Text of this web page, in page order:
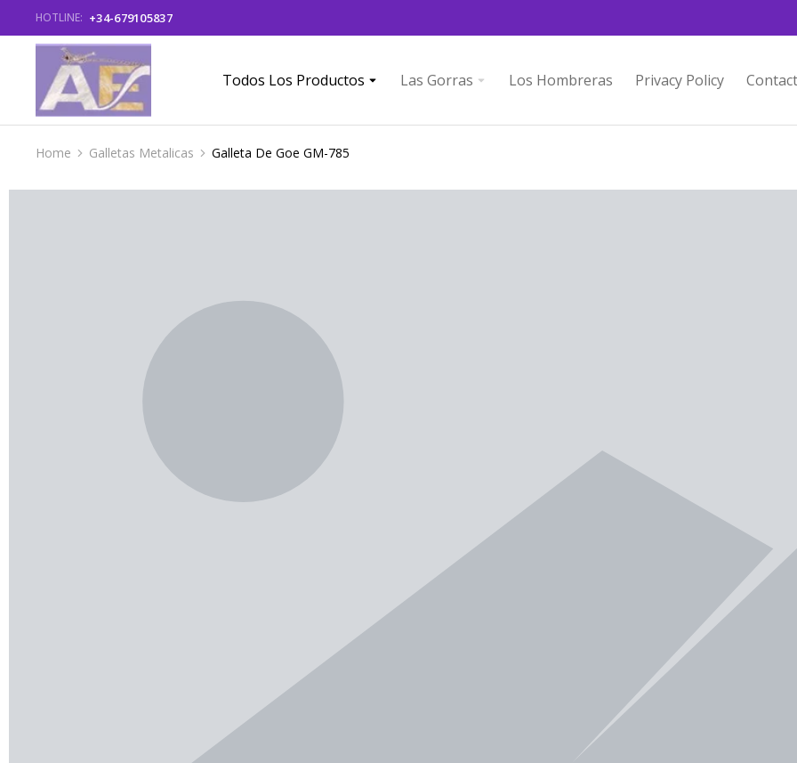
HOTLINE: +34-679105837
Todos Los Productos Las Gorras Los Hombreras Privacy Policy
You are here:
Home Galletas Metalicas Galleta De Goe GM-785